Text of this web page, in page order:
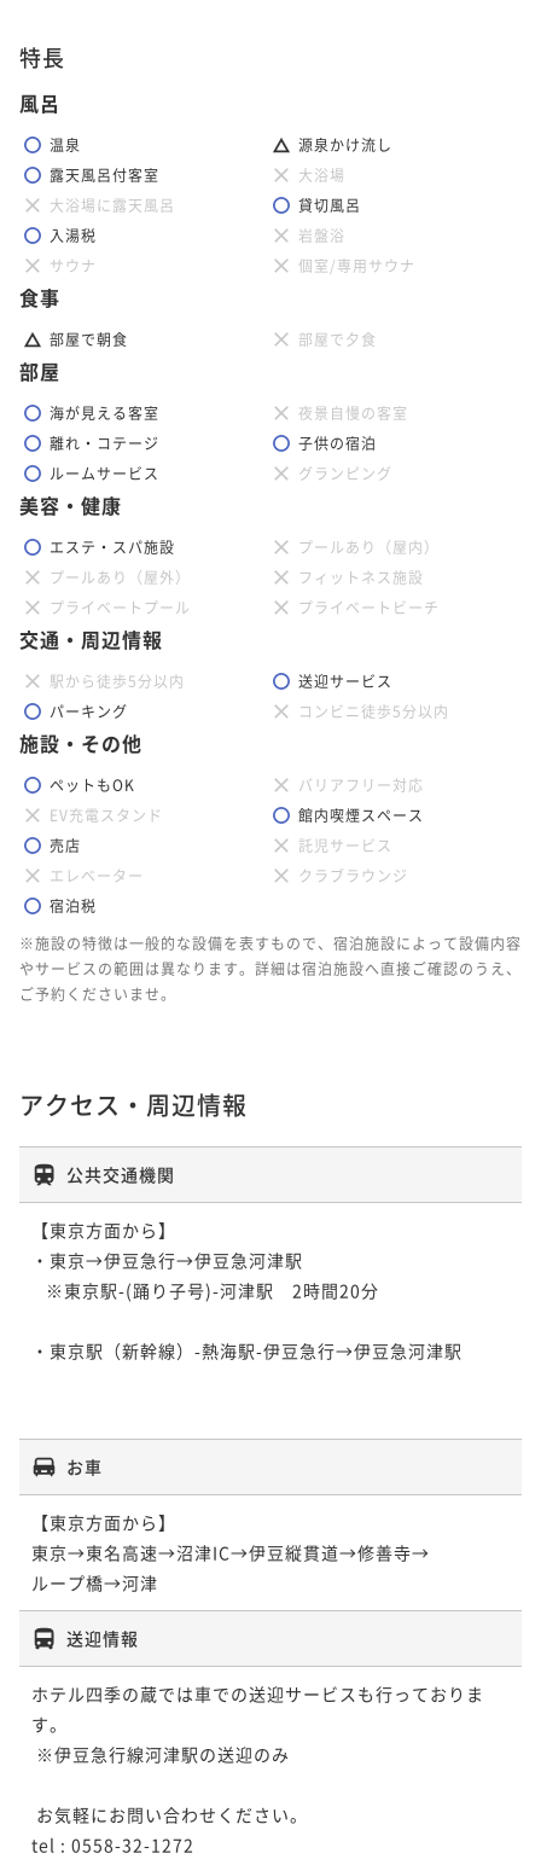
特長
風呂
温泉
源泉かけ流し
露天風呂付客室
大浴場
大浴場に露天風呂
貸切風呂
入湯税
岩盤浴
サウナ
個室/専用サウナ
食事
部屋で朝食 部屋で夕食
部屋
海が見える客室
夜景自慢の客室
離れ・コテージ
子供の宿泊
ルームサービス
グランピング
美容・健康
エステ・スパ施設
プールあり（屋内）
プールあり（屋外）
フィットネス施設
プライベートプール
プライベートビーチ
交通・周辺情報
駅から徒歩5分以内
送迎サービス
パーキング
コンビニ徒歩5分以内
施設・その他
ペットもOK
バリアフリー対応
EV充電スタンド
館内喫煙スペース
売店
託児サービス
エレベーター
クラブラウンジ
宿泊税
※施設の特徴は一般的な設備を表すもので、宿泊施設によって設備内容
やサービスの範囲は異なります。詳細は宿泊施設へ直接ご確認のうえ、
ご予約くださいませ。
アクセス・周辺情報
公共交通機関
【東京方面から】
・東京→伊豆急行→伊豆急河津駅
・東京駅（新幹線）-熱海駅-伊豆急行→伊豆急河津駅
お車
【東京方面から】
東京→東名高速→沼津IC→伊豆縦貫道→修善寺→
送迎情報
ホテル四季の蔵では車での送迎サービスも行っておりま
す。
tel : 0558-32-1272